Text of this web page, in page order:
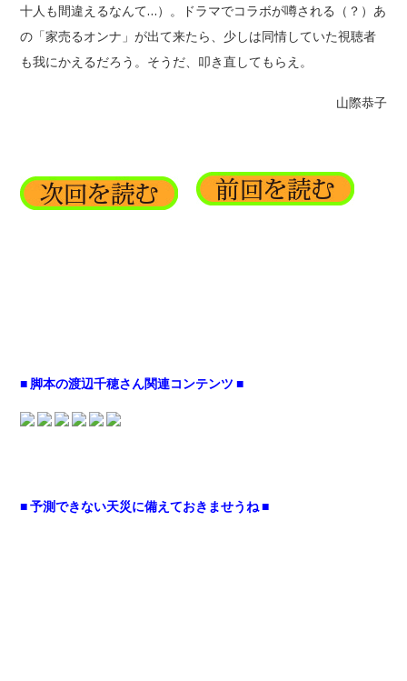
十人も間違えるなんて…）。ドラマでコラボが噂される（？）あ
の「家売るオンナ」が出て来たら、少しは同情していた視聴者
も我にかえるだろう。そうだ、叩き直してもらえ。
山際恭子
■ 脚本の渡辺千穂さん関連コンテンツ ■
■ 予測できない天災に備えておきませうね ■